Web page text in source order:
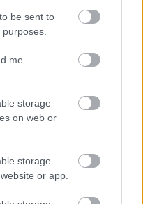
be sent to
me
storage
on web or
storage
or app.
γυναικών κόντρα
το Παγκόσμιο
Μπενφίκα του Ψάρρα